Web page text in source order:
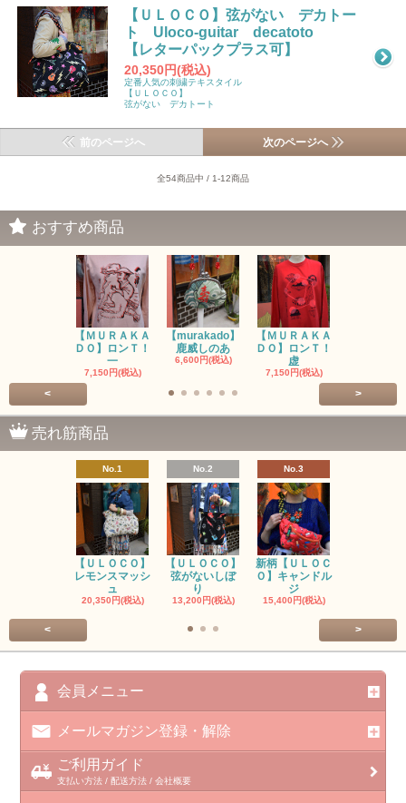
【ＵＬＯＣＯ】弦がない デカトー
ト Uloco-guitar decatoto
【レターパックプラス可】
20,350円(税込)
定番人気の刺繍テキスタイル
【ＵＬＯＣＯ】
弦がない デカトート
前のページへ 次のページへ
全54商品中 / 1-12商品
おすすめ商品
【ＭＵＲＡＫＡ
ＤＯ】ロンＴ！
一
7,150円(税込)
【murakado】
鹿威しのあ
6,600円(税込)
【ＭＵＲＡＫＡ
ＤＯ】ロンＴ！
虚
7,150円(税込)
< >
売れ筋商品
No.1
【ＵＬＯＣＯ】
レモンスマッシ
ュ
20,350円(税込)
No.2
【ＵＬＯＣＯ】
弦がないしぼ
り
13,200円(税込)
No.3
新柄【ＵＬＯＣ
Ｏ】キャンドル
ジ
15,400円(税込)
< >
会員メニュー
メールマガジン登録・解除
ご利用ガイド
支払い方法 / 配送方法 / 会社概要